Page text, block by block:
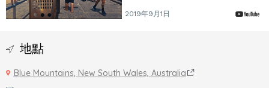
2019年9月1日
地點
Blue Mountains, New South Wales, Australia